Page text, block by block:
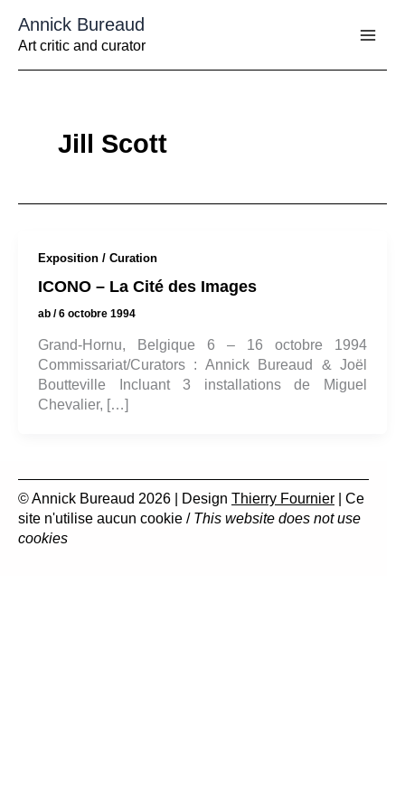
contenu
Annick Bureaud
Art critic and curator
Jill Scott
Exposition / Curation
ICONO – La Cité des Images
ab /6 octobre 1994
Grand-Hornu, Belgique 6 – 16 octobre 1994
Commissariat/Curators : Annick Bureaud & Joël
Boutteville Incluant 3 installations de Miguel
Chevalier, […]
© Annick Bureaud 2026 | Design Thierry Fournier | Ce
site n'utilise aucun cookie / This website does not use
cookies